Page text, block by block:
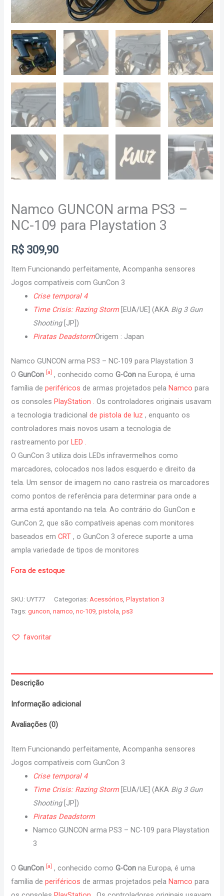
Namco GUNCON arma PS3 –
NC-109 para Playstation 3
R$ 309,90
Item Funcionando perfeitamente, Acompanha sensores
Jogos compatíveis com GunCon 3
Crise temporal 4
Time Crisis: Razing Storm [EUA/UE] (AKA Big 3 Gun
Shooting[JP])
Piratas DeadstormOrigem : Japan
Namco GUNCON arma PS3 – NC-109 para Playstation 3
OGunCon [a] , conhecido comoG-Con na Europa, é uma
família deperiféricos de armas projetados pelaNamco para
os consolesPlayStation . Os controladores originais usavam
a tecnologia tradicionalde pistola de luz , enquanto os
controladores mais novos usam a tecnologia de
rastreamento porLED .
O GunCon 3 utiliza dois LEDs infravermelhos como
marcadores, colocados nos lados esquerdo e direito da
tela. Um sensor de imagem no cano rastreia os marcadores
como pontos de referência para determinar para onde a
arma está apontando na tela. Ao contrário do GunCon e
GunCon 2, que são compatíveis apenas com monitores
baseados emCRT , o GunCon 3 oferece suporte a uma
ampla variedade de tipos de monitores
Fora de estoque
SKU:UYT77 Categorias:Acessórios,Playstation 3
Tags:guncon,namco,nc-109,pistola,ps3
favoritar
Descrição
Informação adicional
Avaliações (0)
Item Funcionando perfeitamente, Acompanha sensores
Jogos compatíveis com GunCon 3
Crise temporal 4
Time Crisis: Razing Storm [EUA/UE] (AKA Big 3 Gun
Shooting[JP])
Piratas Deadstorm
Namco GUNCON arma PS3 – NC-109 para Playstation
3
OGunCon [a] , conhecido comoG-Con na Europa, é uma
família deperiféricos de armas projetados pelaNamco para